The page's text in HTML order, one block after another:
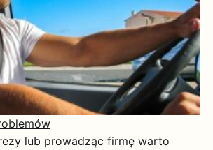
lub prowadząc firmę warto